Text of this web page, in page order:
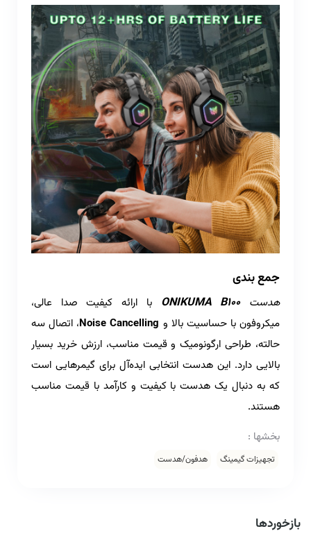
جمع بندی
هدست ONIKUMA B100 با ارائه کیفیت صدا عالی،
میکروفون با حساسیت بالا و Noise Cancelling، اتصال سه
حالته، طراحی ارگونومیک و قیمت مناسب، ارزش خرید بسیار
بالایی دارد. این هدست انتخابی ایده‌آل برای گیمرهایی است
که به دنبال یک هدست با کیفیت و کارآمد با قیمت مناسب
هستند.
بخشها :
تجهیزات گیمینگ هدفون/هدست
بازخوردها